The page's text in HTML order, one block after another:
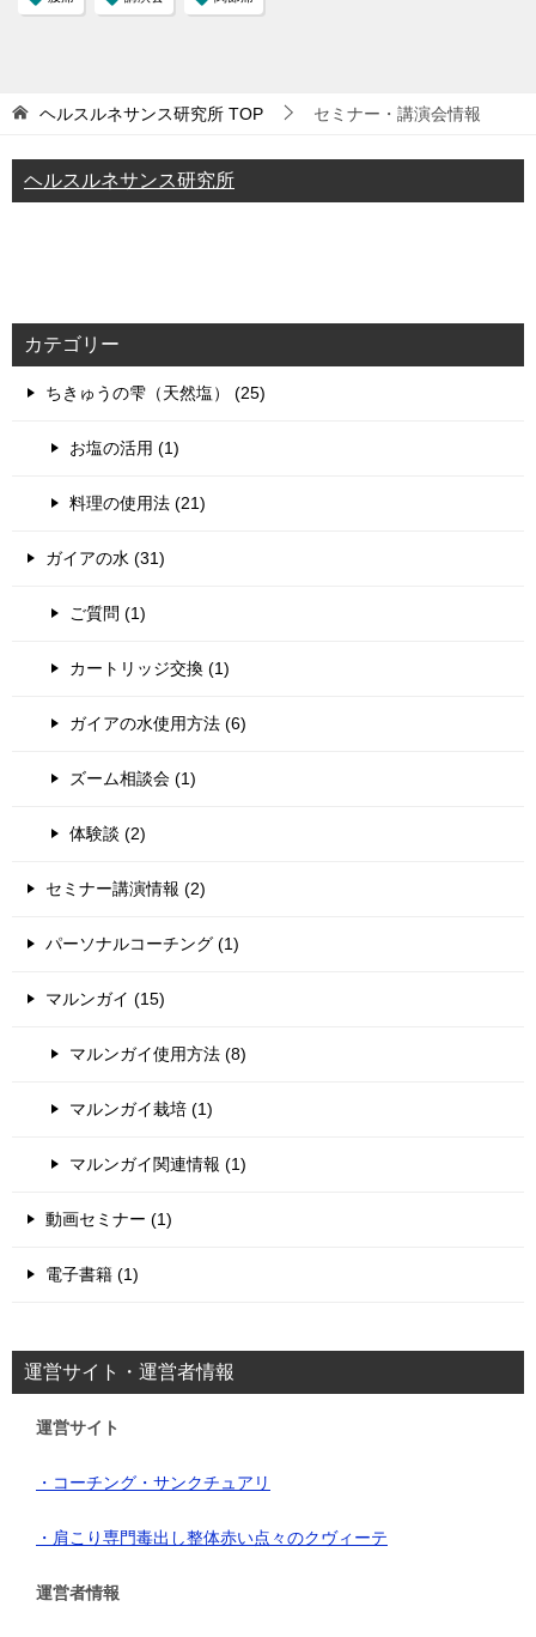
ヘルスルネサンス研究所 TOP セミナー・講演会情報
ヘルスルネサンス研究所
カテゴリー
ちきゅうの雫（天然塩） (25)
お塩の活用 (1)
料理の使用法 (21)
ガイアの水 (31)
ご質問 (1)
カートリッジ交換 (1)
ガイアの水使用方法 (6)
ズーム相談会 (1)
体験談 (2)
セミナー講演情報 (2)
パーソナルコーチング (1)
マルンガイ (15)
マルンガイ使用方法 (8)
マルンガイ栽培 (1)
マルンガイ関連情報 (1)
動画セミナー (1)
電子書籍 (1)
運営サイト・運営者情報
運営サイト
・コーチング・サンクチュアリ
・肩こり専門毒出し整体赤い点々のクヴィーテ
運営者情報